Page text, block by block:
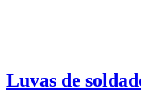
Luvas de